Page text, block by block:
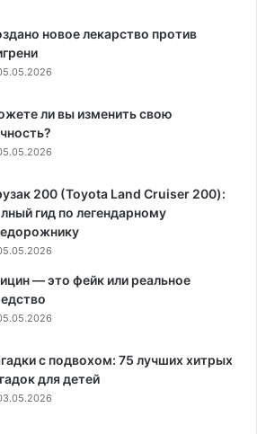
новое лекарство против
ли вы изменить свою
200 (Toyota Land Cruiser 200):
гид по легендарному
— это фейк или реальное
с подвохом: 75 лучших хитрых
для детей